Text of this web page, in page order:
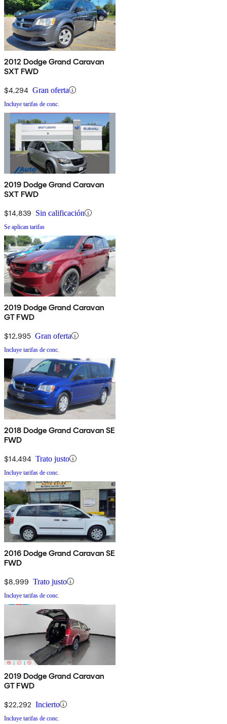
2012 Dodge Grand Caravan
SXT FWD
$4,294 Gran oferta
Incluye tarifas de conc.
2019 Dodge Grand Caravan
SXT FWD
$14,839 Sin calificación
Se aplican tarifas
2019 Dodge Grand Caravan
GT FWD
$12,995 Gran oferta
Incluye tarifas de conc.
2018 Dodge Grand Caravan SE
FWD
$14,494 Trato justo
Incluye tarifas de conc.
2016 Dodge Grand Caravan SE
FWD
$8,999 Trato justo
Incluye tarifas de conc.
2019 Dodge Grand Caravan
GT FWD
$22,292 Incierto
Incluye tarifas de conc.